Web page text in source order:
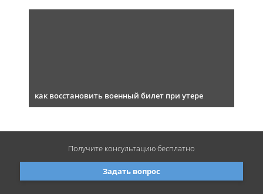
как восстановить военный билет при утере
Задать вопрос
Получите консультациюбесплатно